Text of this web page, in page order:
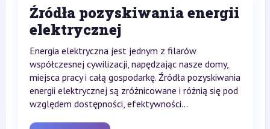
Źródła pozyskiwania energii
elektrycznej
Energia elektryczna jest jednym z filarów
współczesnej cywilizacji, napędzając nasze domy,
miejsca pracy i całą gospodarkę. Źródła pozyskiwania
energii elektrycznej są zróżnicowane i różnią się pod
względem dostępności, efektywności...